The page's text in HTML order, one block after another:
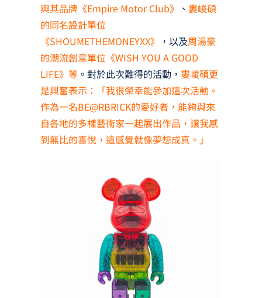
與其品牌《Empire Motor Club》 、 婁峻碩
的同名設計單位
《SHOUMETHEMONEYXX》 ，以及周湯豪
的潮流創意單位《WISH YOU A GOOD
LIFE》等。對於此次難得的活動， 婁峻碩更
是興奮表示：「我很榮幸能參加這次活動。
作為一名BE@RBRICK的愛好者，能夠與來
自各地的多樣藝術家一起展出作品，讓我感
到無比的喜悅，這感覺就像夢想成真。」